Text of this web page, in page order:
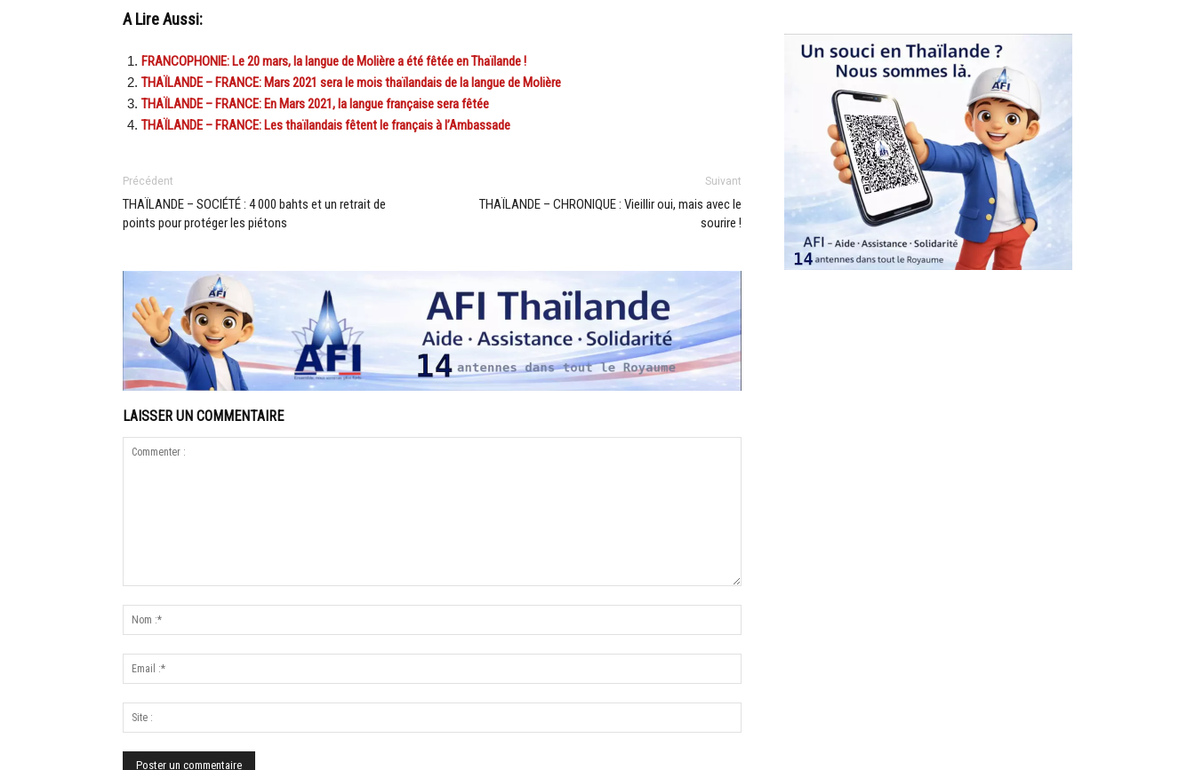
A Lire Aussi:
FRANCOPHONIE: Le 20 mars, la langue de Molière a été fêtée en Thaïlande !
THAÏLANDE – FRANCE: Mars 2021 sera le mois thaïlandais de la langue de Molière
THAÏLANDE – FRANCE: En Mars 2021, la langue française sera fêtée
THAÏLANDE – FRANCE: Les thaïlandais fêtent le français à l’Ambassade
Précédent
THAÏLANDE – SOCIÉTÉ : 4 000 bahts et un retrait de
points pour protéger les piétons
Suivant
THAÏLANDE – CHRONIQUE : Vieillir oui, mais avec le
sourire !
LAISSER UN COMMENTAIRE